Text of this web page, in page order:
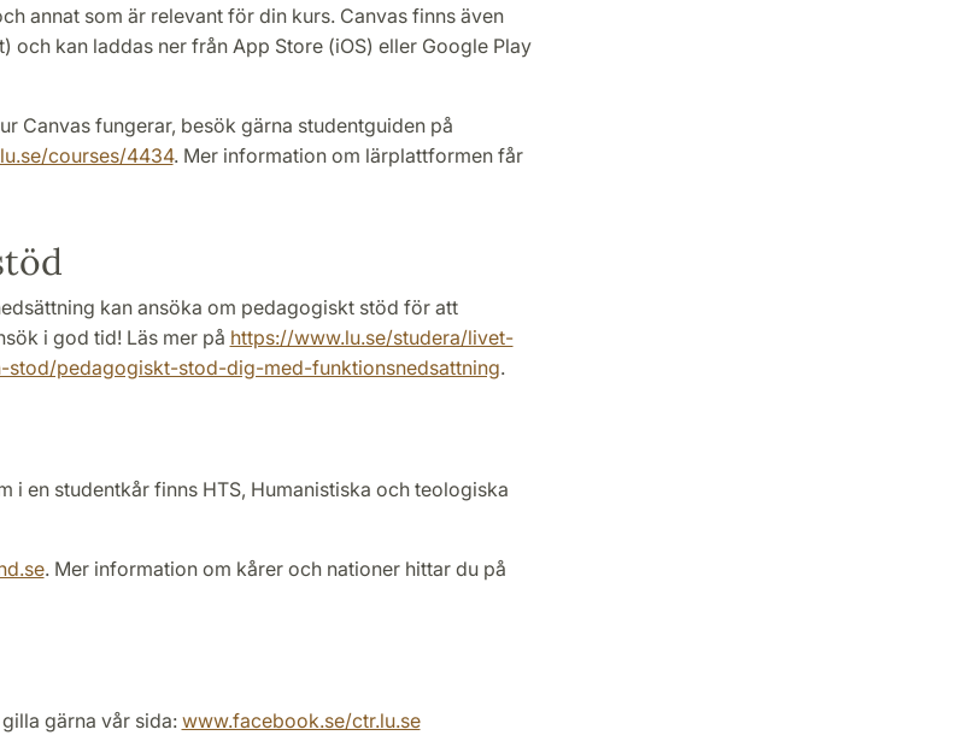
annat som är relevant för din kurs. Canvas finns även
och kan laddas ner från App Store (iOS) eller Google Play
Canvas fungerar, besök gärna studentguiden på
courses/4434. Mer information om lärplattformen får
kan ansöka om pedagogiskt stöd för att
i god tid! Läs mer på https://www.lu.se/studera/livet-
stod/pedagogiskt-stod-dig-med-funktionsnedsattning.
i en studentkår finns HTS, Humanistiska och teologiska
. Mer information om kårer och nationer hittar du på
gärna vår sida: www.facebook.se/ctr.lu.se